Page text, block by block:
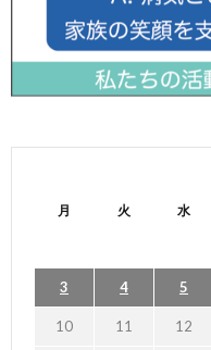
月 火 水
3 4 5
10 11 12